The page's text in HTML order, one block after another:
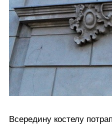
Всередину костелу